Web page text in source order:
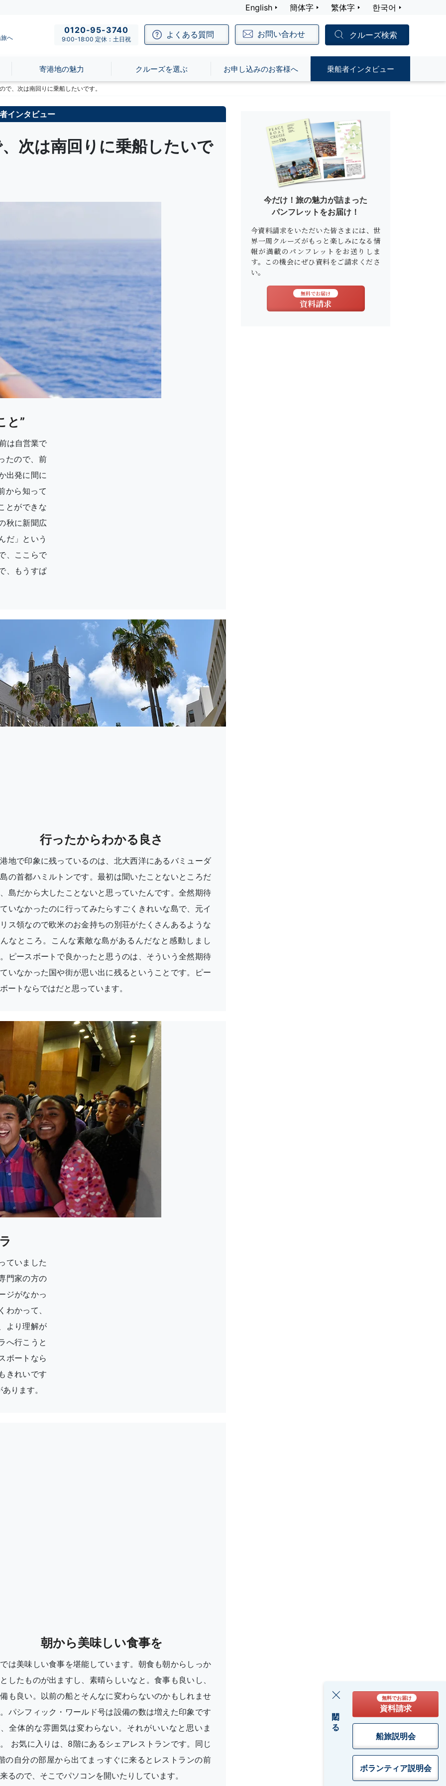
English 簡体字 繁体字 한국어
へ
0120-95-3740
9:00-18:00 定休：土日祝 よくある質問 お問い合わせ クルーズ検索
寄港地の魅力 クルーズを選ぶ お申し込みのお客様へ 乗船者インタビュー
閉じる
無料でお届け
資料請求
船旅説明会
ボランティア説明会
で、次は南回りに乗船したいです。
インタビュー
次は南回りに乗船したいで
と”
は自営業で
たので、前
出発に間に
から知って
とができな
秋に新聞広
だ」という
、ここらで
、もうすぱ
行ったからわかる良さ
地で印象に残っているのは、北大西洋にあるバミューダ
の首都ハミルトンです。最初は聞いたことないところだ
島だから大したことないと思っていたんです。全然期待
いなかったのに行ってみたらすごくきれいな島で、元イ
ス領なので欧米のお金持ちの別荘がたくさんあるような
なところ。こんな素敵な島があるんだなと感動しまし
ピースボートで良かったと思うのは、そういう全然期待
いなかった国や街が思い出に残るということです。ピー
ートならではだと思っています。
ていました
門家の方の
ジがなかっ
かって、
より理解が
へ行こうと
ボートなら
きれいです
ります。
朝から美味しい食事を
は美味しい食事を堪能しています。朝食も朝からしっか
したものが出ますし、素晴らしいなと。食事も良いし、
も良い。以前の船とそんなに変わらないのかもしれませ
パシフィック・ワールド号は設備の数は増えた印象です
全体的な雰囲気は変わらない。それがいいなと思いま
お気に入りは、8階にあるシェアレストランです。同じ
の自分の部屋から出てまっすぐに来るとレストランの前
るので、そこでパソコンを開いたりしています。
今だけ！旅の魅力が詰まった
パンフレットをお届け！
今資料請求をいただいた皆さまには、世
界一周クルーズがもっと楽しみになる情
報が満載のパンフレットをお送りしま
す。この機会にぜひ資料をご請求くださ
い。
無料でお届け
資料請求